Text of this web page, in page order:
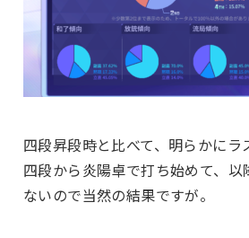
四段昇段時と比べて、明らかにラ
四段から炎陽卓で打ち始めて、
ないので当然の結果ですが。